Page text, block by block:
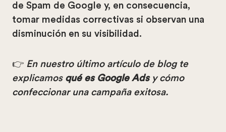
de Spam de Google y, en consecuencia,
tomar medidas correctivas si observan una
disminución en su visibilidad.
👉 En nuestro último artículo de blog te
explicamos qué es Google Adsy cómo
confeccionar una campaña exitosa.